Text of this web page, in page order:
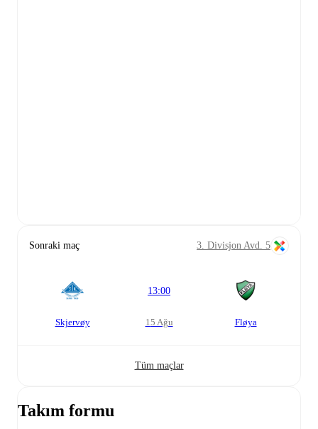
Sonraki maç 3. Divisjon Avd. 5
Skjervøy
13:00
15 Ağu Fløya
Tüm maçlar
Takım formu